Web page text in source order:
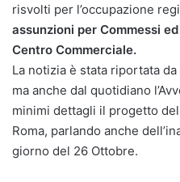
risvolti per l’occupazione
assunzioni per Commessi
Centro Commerciale.
La notizia è stata riportata
ma anche dal quotidiano
minimi dettagli il progetto
Roma, parlando anche
giorno del 26 Ottobre.